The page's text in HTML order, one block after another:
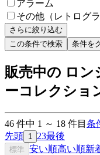
アラーム
その他（レトログラ
さらに絞り込む
この条件で検索
条件を
販売中の ロン
ーコレクショ
46 件中 1 ～ 18 件目 条
先頭 1 23最後
標準 安い順高い順新